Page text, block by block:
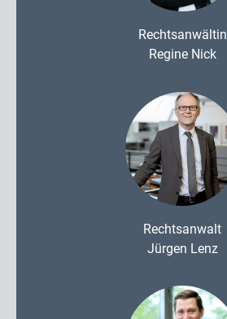
Rechtsanwältin
Regine Nick
Rechtsanwalt
Jürgen Lenz